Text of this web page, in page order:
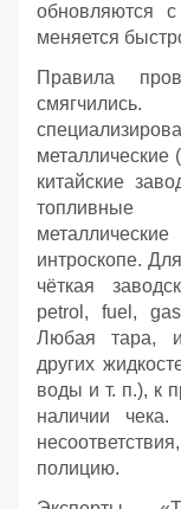
обновляются
меняется
Правила
металлические
китайские
топливные
интроскопе.
чёткая
petrol, fuel,
Любая тара,
других
воды и т. п.), к
наличии
полицию.